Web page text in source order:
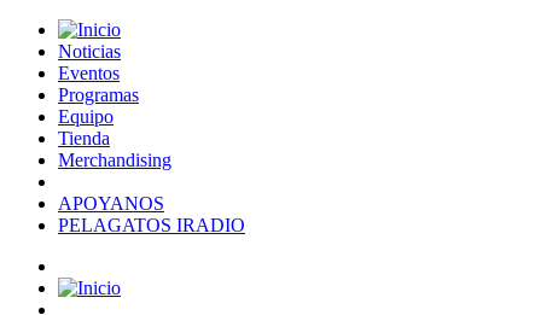
Noticias
Eventos
Programas
Equipo
Tienda
Merchandising
APOYANOS
PELAGATOS IRADIO